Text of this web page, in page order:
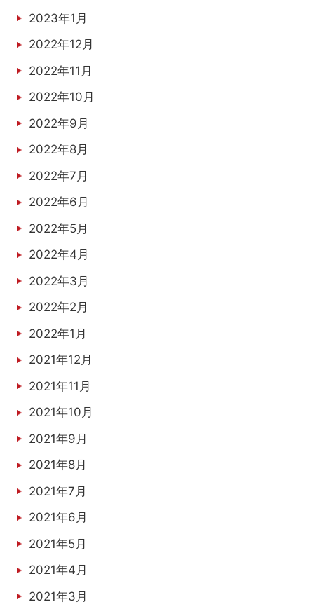
2023年1月
2022年12月
2022年11月
2022年10月
2022年9月
2022年8月
2022年7月
2022年6月
2022年5月
2022年4月
2022年3月
2022年2月
2022年1月
2021年12月
2021年11月
2021年10月
2021年9月
2021年8月
2021年7月
2021年6月
2021年5月
2021年4月
2021年3月